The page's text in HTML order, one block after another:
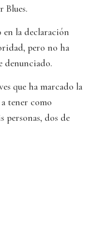
Blues.
la declaración
pero no ha
denunciado.
que ha marcado la
tener como
personas, dos de